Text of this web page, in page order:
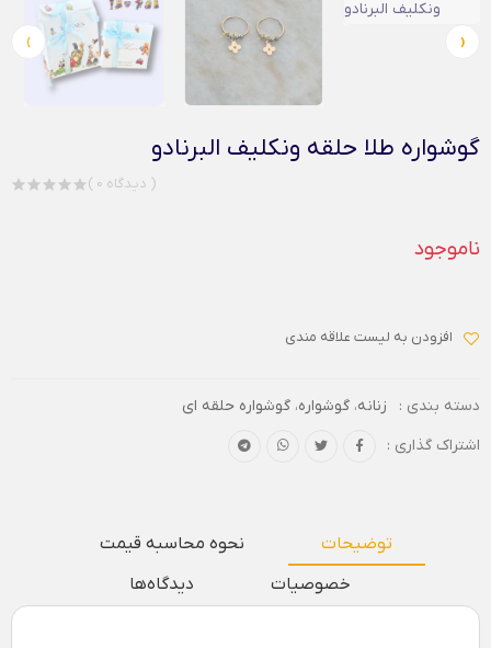
‹
›
گوشواره طلا حلقه ونکلیف البرنادو
( 0 دیدگاه )
ناموجود
افزودن به لیست علاقه مندی
دسته بندی : زنانه، گوشواره، گوشواره حلقه ای
اشتراک گذاری :
توضیحات
نحوه محاسبه قیمت
خصوصیات
دیدگاه‌ها